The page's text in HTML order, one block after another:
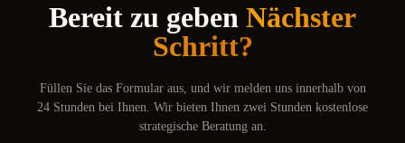
Bereit zu geben Nächster
Schritt?
Füllen Sie das Formular aus, und wir melden uns innerhalb von
24 Stunden bei Ihnen. Wir bieten Ihnen zwei Stunden kostenlose
strategische Beratung an.